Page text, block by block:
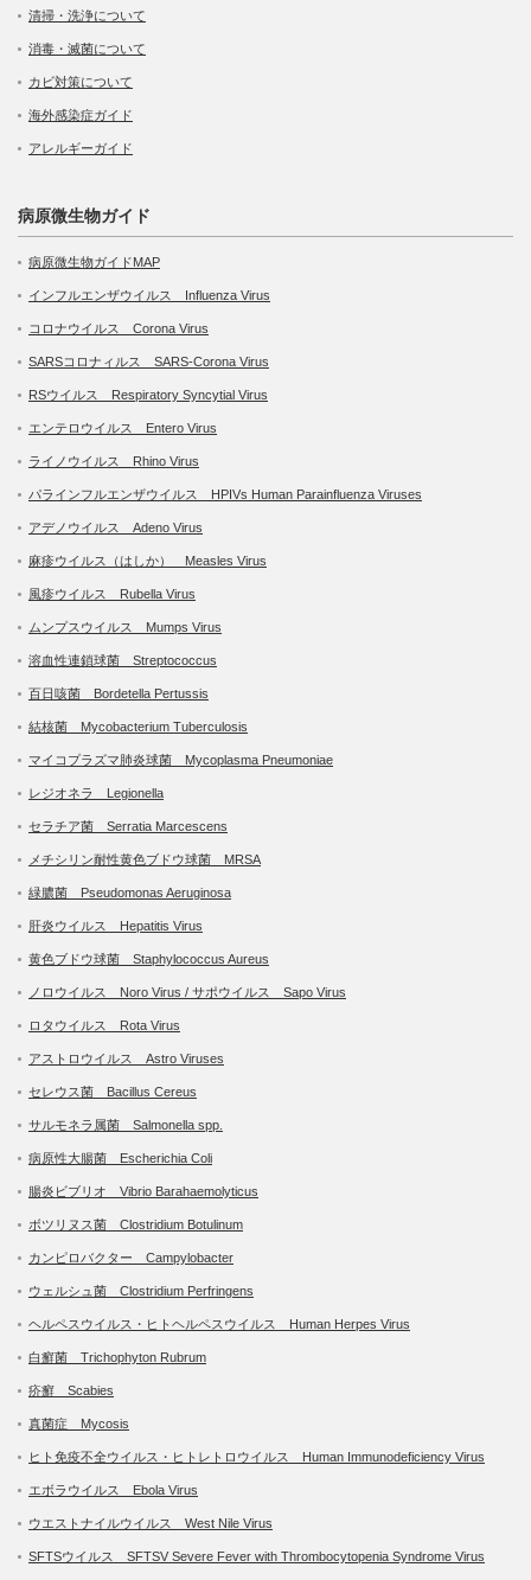
清掃・洗浄について
消毒・滅菌について
カビ対策について
海外感染症ガイド
アレルギーガイド
病原微生物ガイド
病原微生物ガイドMAP
インフルエンザウイルス Influenza Virus
コロナウイルス Corona Virus
SARSコロナィルス SARS-Corona Virus
RSウイルス Respiratory Syncytial Virus
エンテロウイルス Entero Virus
ライノウイルス Rhino Virus
パラインフルエンザウイルス HPIVs Human Parainfluenza Viruses
アデノウイルス Adeno Virus
麻疹ウイルス（はしか） Measles Virus
風疹ウイルス Rubella Virus
ムンプスウイルス Mumps Virus
溶血性連鎖球菌 Streptococcus
百日咳菌 Bordetella Pertussis
結核菌 Mycobacterium Tuberculosis
マイコプラズマ肺炎球菌 Mycoplasma Pneumoniae
レジオネラ Legionella
セラチア菌 Serratia Marcescens
メチシリン耐性黄色ブドウ球菌 MRSA
緑膿菌 Pseudomonas Aeruginosa
肝炎ウイルス Hepatitis Virus
黄色ブドウ球菌 Staphylococcus Aureus
ノロウイルス Noro Virus / サポウイルス Sapo Virus
ロタウイルス Rota Virus
アストロウイルス Astro Viruses
セレウス菌 Bacillus Cereus
サルモネラ属菌 Salmonella spp.
病原性大腸菌 Escherichia Coli
腸炎ビブリオ Vibrio Barahaemolyticus
ボツリヌス菌 Clostridium Botulinum
カンピロバクター Campylobacter
ウェルシュ菌 Clostridium Perfringens
ヘルペスウイルス・ヒトヘルペスウイルス Human Herpes Virus
白癬菌 Trichophyton Rubrum
疥癬 Scabies
真菌症 Mycosis
ヒト免疫不全ウイルス・ヒトレトロウイルス Human Immunodeficiency Virus
エボラウイルス Ebola Virus
ウエストナイルウイルス West Nile Virus
SFTSウイルス SFTSV Severe Fever with Thrombocytopenia Syndrome Virus